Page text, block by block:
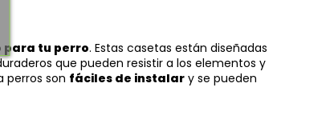
para tu perro. Estas casetas están diseñadas
que pueden resistir a los elementos y
perros son fáciles de instalary se pueden